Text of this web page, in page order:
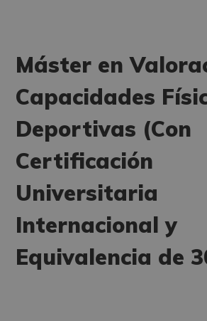
Máster en
Capacidades
Deportivas (Con
Certificación
Universitaria
Internacional y
Equivalencia de